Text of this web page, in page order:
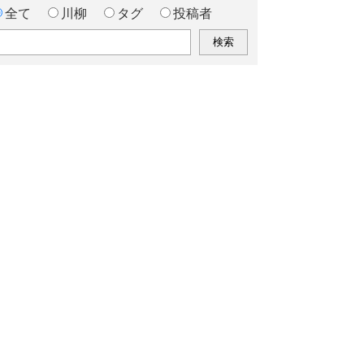
全て 川柳 タグ 投稿者